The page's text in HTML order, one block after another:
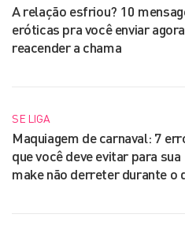
A relação esfriou? 10
eróticas pra você enviar
reacender a chama
SE LIGA
Maquiagem de carnaval: 7
que você deve evitar para sua
make não derreter durante o